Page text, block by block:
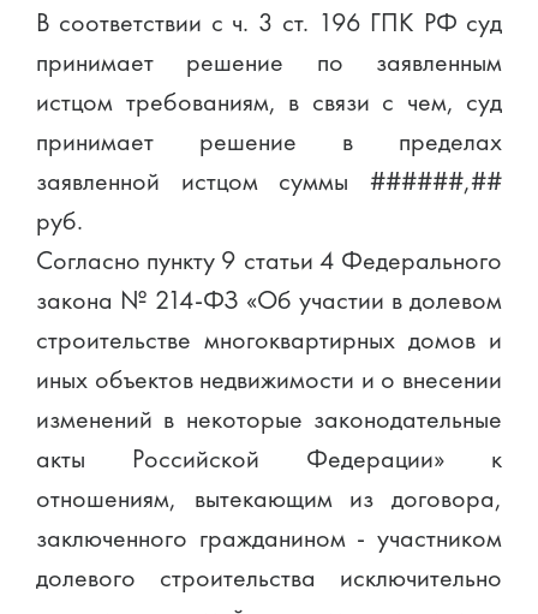
В соответствии с ч. 3 ст. 196 ГПК РФ суд
принимает решение по заявленным
истцом требованиям, в связи с чем, суд
принимает решение в пределах
заявленной истцом суммы ######,##
руб.
Согласно пункту 9 статьи 4 Федерального
закона № 214-ФЗ «Об участии в долевом
строительстве многоквартирных домов и
иных объектов недвижимости и о внесении
изменений в некоторые законодательные
акты Российской Федерации» к
отношениям, вытекающим из договора,
заключенного гражданином - участником
долевого строительства исключительно